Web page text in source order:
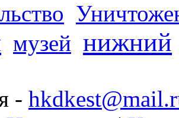
музей нижний
-